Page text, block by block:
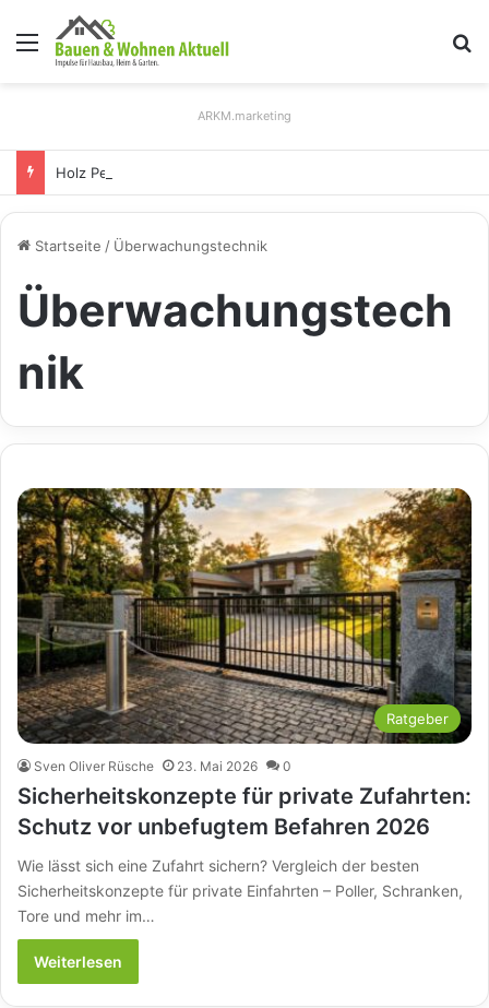
Menü
ARKM.marketing
Startseite / Überwachungstechnik
Überwachungstech
nik
Ratgeber
Sven Oliver Rüsche 23. Mai 2026 0
Sicherheitskonzepte für private Zufahrten:
Schutz vor unbefugtem Befahren 2026
Wie lässt sich eine Zufahrt sichern? Vergleich der besten
Sicherheitskonzepte für private Einfahrten – Poller, Schranken,
Tore und mehr im…
Weiterlesen